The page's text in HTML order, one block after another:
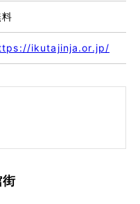
ikutajinja.or.jp/